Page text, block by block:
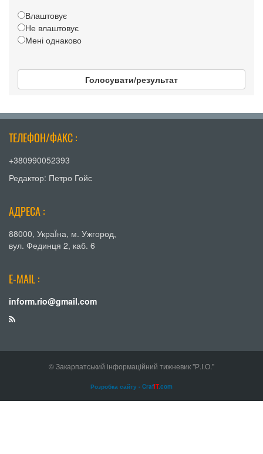
Влаштовує
Не влаштовує
Мені однаково
Голосувати/результат
ТЕЛЕФОН/ФАКС :
+380990052393
Редактор: Петро Гойс
АДРЕСА :
88000, УкраЇна, м. Ужгород,
вул. Фединця 2, каб. 6
E-MAIL :
inform.rio@gmail.com
© Закарпатський інформаційний тижневик "Р.І.О."
Розробка сайту - CrafIT.com